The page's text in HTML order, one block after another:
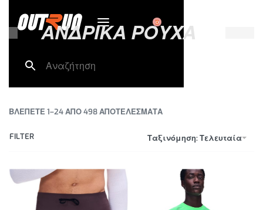
0
ΑΝΔΡΙΚΑ ΡΟΥΧΑ
ΒΛΕΠΕΤΕ 1–24 ΑΠΟ 498 ΑΠΟΤΕΛΕΣΜΑΤΑ
Ταξινόμηση: Τελευταία
FILTER